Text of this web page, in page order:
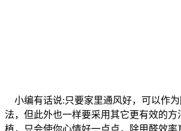
小编有话说:只要家里通风好，可以作
法，但此外也一样要采用其它更有效的方
植，只会使你心情好一点点，除甲醛效率